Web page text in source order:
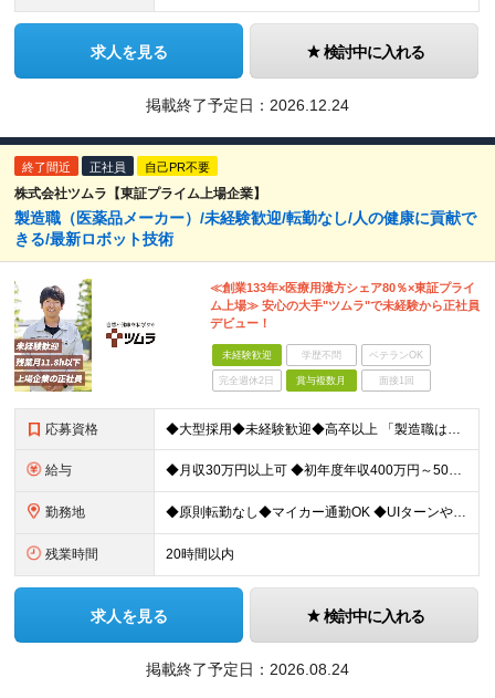
求人を見る 検討中に入れる
掲載終了予定日： 2026.12.24
終了間近 正社員 自己PR不要
株式会社ツムラ【東証プライム上場企業】
製造職（医薬品メーカー）/未経験歓迎/転勤なし/人の健康に貢献で
きる/最新ロボット技術
≪創業133年×医療用漢方シェア80％×東証プライ
ム上場≫ 安心の大手"ツムラ"で未経験から正社員
デビュー！
未経験歓迎 学歴不問 ベテランOK
完全週休2日 賞与複数月 面接1回
応募資格 ◆大型採用◆未経験歓迎◆高卒以上 「製造職は初めて…」という方でも大丈夫。 イチから丁寧にお教えしますのでご安心ください。 ＼こんなアナタにピッタリ／ ◎「人の健康に貢献したい」という想いがある
給与 ◆月収30万円以上可 ◆初年度年収400万円～500万円想定 月給21万7,080円～22万7,810円＋各種手当＋賞与年2回 ★「手当」や「賞与」が手厚いため、1年目未経験でも年収400万円以上
勤務地 ◆原則転勤なし◆マイカー通勤OK ◆UIターンや移住転職歓迎。Web面接実施中 ＜茨城工場＞ 茨城県稲敷郡阿見町吉原3586 ┗クリーンで働きやすいのが魅力です。 ★豊かな自然と便利な生活環境が調
残業時間 20時間以内
求人を見る 検討中に入れる
掲載終了予定日： 2026.08.24